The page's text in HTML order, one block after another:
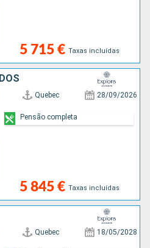
5 715 € Taxas incluídas
Quebec 28/09/2026
5 845 € Taxas incluídas
Pensão completa
Quebec 18/05/2028